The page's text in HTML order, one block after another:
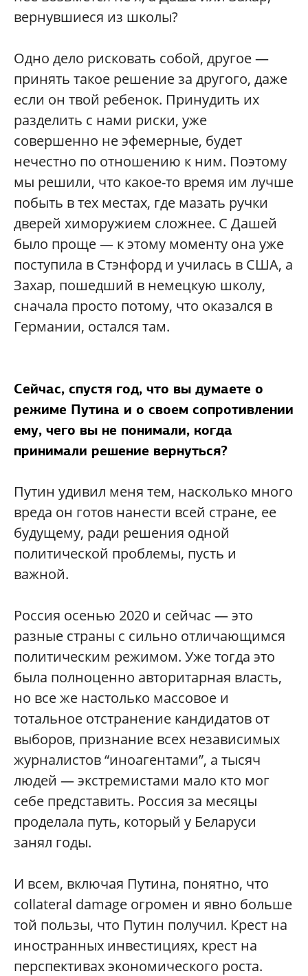
вернувшиеся из школы?
Одно дело рисковать собой, другое —
принять такое решение за другого, даже
если он твой ребенок. Принудить их
разделить с нами риски, уже
совершенно не эфемерные, будет
нечестно по отношению к ним. Поэтому
мы решили, что какое-то время им лучше
побыть в тех местах, где мазать ручки
дверей химоружием сложнее. С Дашей
было проще — к этому моменту она уже
поступила в Стэнфорд и училась в США, а
Захар, пошедший в немецкую школу,
сначала просто потому, что оказался в
Германии, остался там.
Сейчас, спустя год, что вы думаете о
режиме Путина и о своем сопротивлении
ему, чего вы не понимали, когда
принимали решение вернуться?
Путин удивил меня тем, насколько много
вреда он готов нанести всей стране, ее
будущему, ради решения одной
политической проблемы, пусть и
важной.
Россия осенью 2020 и сейчас — это
разные страны с сильно отличающимся
политическим режимом. Уже тогда это
была полноценно авторитарная власть,
но все же настолько массовое и
тотальное отстранение кандидатов от
выборов, признание всех независимых
журналистов “иноагентами”, а тысяч
людей — экстремистами мало кто мог
себе представить. Россия за месяцы
проделала путь, который у Беларуси
занял годы.
И всем, включая Путина, понятно, что
collateral damage огромен и явно больше
той пользы, что Путин получил. Крест на
иностранных инвестициях, крест на
перспективах экономического роста.